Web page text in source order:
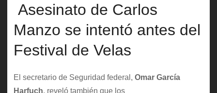
Asesinato de Carlos
Manzo se intentó antes del
Festival de Velas
El secretario de Seguridad federal, Omar García
Harfuch, reveló también que los